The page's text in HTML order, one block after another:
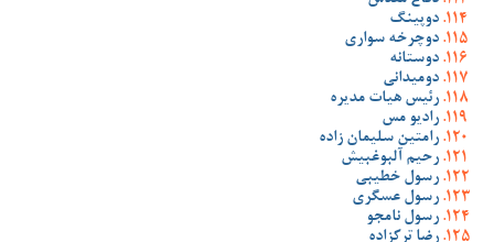
دوپینگ
دوچرخه سواری
دوستانه
دومیدانی
رئیس هیات مدیره
رادیو مس
رامتین سلیمان زاده
رحیم آلبوغبیش
رسول خطیبی
رسول عسگری
رسول نامجو
رضا ترکزاده